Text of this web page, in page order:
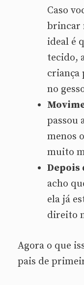
Caso
brincar
ideal é
tecido,
criança
no
passou
menos
muito
Depois
acho
ela já
direito
Agora o que
pais de